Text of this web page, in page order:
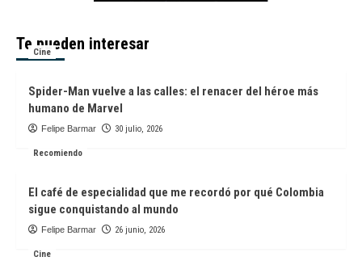
Te pueden interesar
Cine
Spider-Man vuelve a las calles: el renacer del héroe más
humano de Marvel
Felipe Barmar 30 julio, 2026
Recomiendo
El café de especialidad que me recordó por qué Colombia
sigue conquistando al mundo
Felipe Barmar 26 junio, 2026
Cine